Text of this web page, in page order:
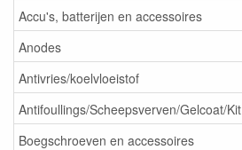
Accu's, batterijen en accessoires
Anodes
Antivries/koelvloeistof
Antifoullings/Scheepsverven/Gelcoat/Kit
Boegschroeven en accessoires